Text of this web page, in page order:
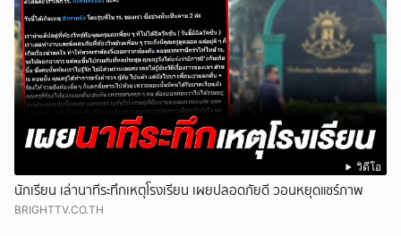
วิดีโอ
นักเรียน เล่านาทีระทึกเหตุโรงเรียน เผยปลอดภัยดี วอนหยุดแชร์ภาพ
BRIGHTTV.CO.TH